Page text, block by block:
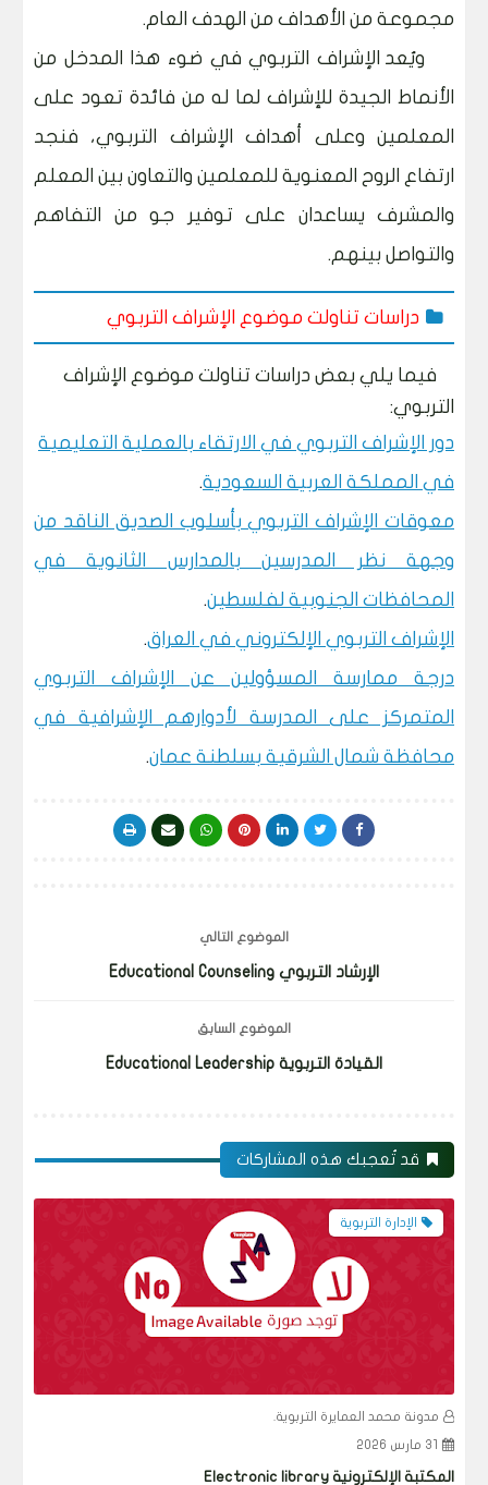
مجموعة من الأهداف من الهدف العام.
ويُعد الإشراف التربوي في ضوء هذا المدخل من
الأنماط الجيدة للإشراف لما له من فائدة تعود على
المعلمين وعلى أهداف الإشراف التربوي، فنجد
ارتفاع الروح المعنوية للمعلمين والتعاون بين المعلم
والمشرف يساعدان على توفير جو من التفاهم
والتواصل بينهم.
دراسات تناولت موضوع الإشراف التربوي
فيما يلي بعض دراسات تناولت موضوع الإشراف
التربوي:
دور الإشراف التربوي في الارتقاء بالعملية التعليمية
في المملكة العربية السعودية.
معوقات الإشراف التربوي بأسلوب الصديق الناقد من
وجهة نظر المدرسين بالمدارس الثانوية في
المحافظات الجنوبية لفلسطين.
الإشراف التربوي الإلكتروني في العراق.
درجة ممارسة المسؤولين عن الإشراف التربوي
المتمركز على المدرسة لأدوارهم الإشرافية في
محافظة شمال الشرقية بسلطنة عمان‎.
الموضوع التالي
الإرشاد التربوي Educational Counseling
الموضوع السابق
القيادة التربوية Educational Leadership
قد تُعجبك هذه المشاركات
الإدارة التربوية
مدونة محمد العمايرة التربوية.
31 مارس 2026
المكتبة الإلكترونية Electronic library